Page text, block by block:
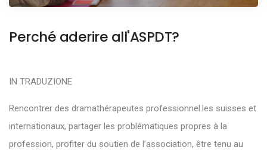
Perché aderire all'ASPDT?
IN TRADUZIONE
Rencontrer des dramathérapeutes professionnel.les suisses et
internationaux, partager les problématiques propres à la
profession, profiter du soutien de l’association, être tenu au